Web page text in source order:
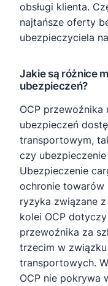
obsługi klienta.
najtańsze oferty
ubezpieczyciela
Jakie są różnice
ubezpieczeń?
OCP
ubezpieczeń
transportowym,
czy
Ubezpieczenie
ochronie towarów
ryzyka związane
kolei OCP
przewoźnika za
trzecim w związku
transportowych.
OCP nie pokrywa